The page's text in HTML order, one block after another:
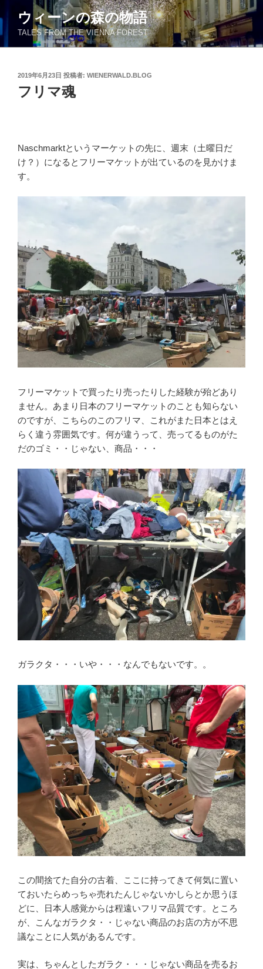
ン
テ
ン
ウィーンの森の物語
TALES FROM THE VIENNA FOREST
投
稿
日:
2019年6月23日 投稿者: WIENERWALD.BLOG
フリマ魂
Naschmarktというマーケットの先に、週末（土曜日だ
け？）になるとフリーマケットが出ているのを見かけま
す。
フリーマケットで買ったり売ったりした経験が殆どあり
ません。あまり日本のフリーマケットのことも知らない
のですが、こちらのこのフリマ、これがまた日本とはえ
らく違う雰囲気です。何が違うって、売ってるものがた
だのゴミ・・じゃない、商品・・・
ガラクタ・・・いや・・・なんでもないです。。
この間捨てた自分の古着、ここに持ってきて何気に置い
ておいたらめっちゃ売れたんじゃないかしらとか思うほ
どに、日本人感覚からは程遠いフリマ品質です。ところ
が、こんなガラクタ・・じゃない商品のお店の方が不思
議なことに人気があるんです。
実は、ちゃんとしたガラク・・・じゃない商品を売るお